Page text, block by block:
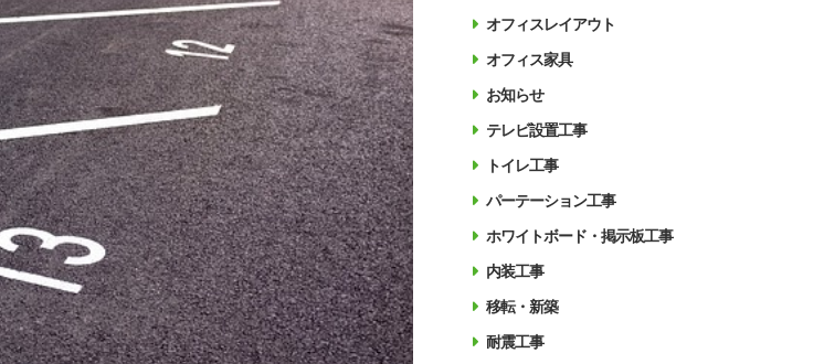
オフィスレイアウト
オフィス家具
お知らせ
テレビ設置工事
トイレ工事
パーテーション工事
ホワイトボード・掲示板工事
内装工事
移転・新築
耐震工事